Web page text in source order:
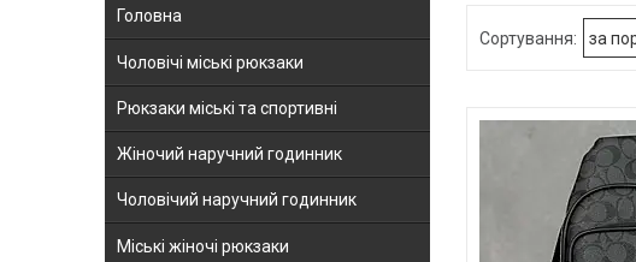
Головна
Чоловічі міські рюкзаки
Рюкзаки міські та спортивні
Жіночий наручний годинник
Чоловічий наручний годинник
Міські жіночі рюкзаки